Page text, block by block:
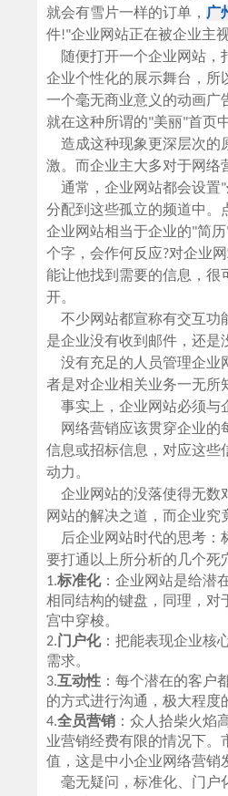
就会有雪片一样的订单， 广
件!"企业网站正在被企业主
随便打开一个企业网站，
企业个性化的展示舞台，所
一个毫无商业意义的动画广
就在这种所谓的"美丽"首页
造成这种现象更深层次的
激。而企业主大多对于网络
通常，企业网站都会设置"
分配到这些孤立的频道中。
企业网站相当于企业的"简
个字，会作何反应?对企业
能让他找到需要的信息，很
开。
不少网站都宣称有交互功
是企业没有收到邮件，还是
没有充足的人员管理企业
者是对企业相关业务一无所
事实上，企业网站必须与
网络营销应该贯穿企业的
信息或招标信息，对应这些
动力。
企业网站的没落使得无数
网站的解决之道，而企业究
后企业网站时代的思考：
要打通以上所分析的几个死
1.标准化：企业网站是给潜
相同结构的键盘，同理，对
宫中穿梭。
2. 门户化：把能表现企业核
需求。
3.互动性 ：每个潜在的客户
的方式进行沟通，极大程度
4.全员营销 ：众人拾柴火焰
业营销经费有限的情况下。
值，这是中小企业网络营销
毫无疑问，标准化、门户